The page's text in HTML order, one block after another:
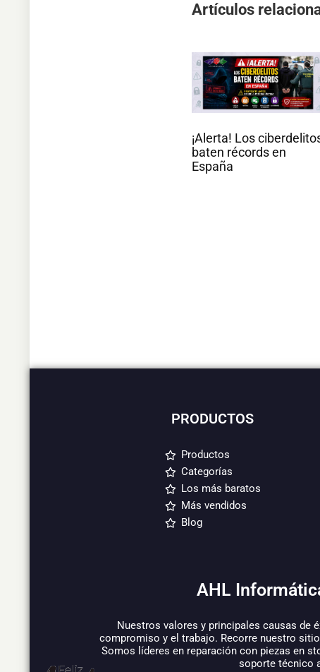
Artículos
¡Alerta! Los
baten récords en
España
PRODUCTOS
Productos
Categorías
Los más baratos
Más vendidos
Blog
AHL
Nuestros valores y principales causas de
compromiso y el trabajo. Recorre nuestro
Somos líderes en reparación con piezas en
soporte técnico